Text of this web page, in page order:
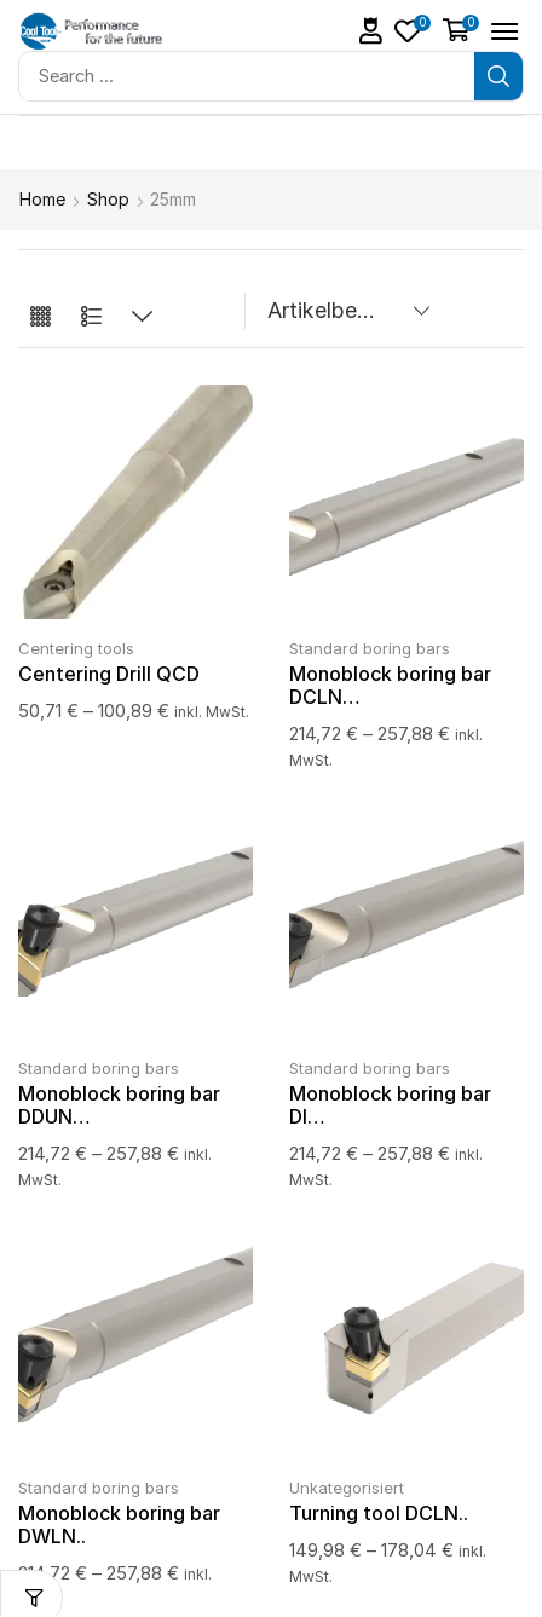
0 0
Home Shop 25mm
Centering tools
Centering Drill QCD
50,71 € – 100,89 € inkl. MwSt.
Standard boring bars
Monoblock boring bar
DCLN…
214,72 € – 257,88 € inkl.
MwSt.
Standard boring bars
Monoblock boring bar
DDUN…
214,72 € – 257,88 € inkl.
MwSt.
Standard boring bars
Monoblock boring bar
DI…
214,72 € – 257,88 € inkl.
MwSt.
Standard boring bars
Monoblock boring bar
DWLN..
214,72 € – 257,88 € inkl.
MwSt.
Unkategorisiert
Turning tool DCLN..
149,98 € – 178,04 € inkl.
MwSt.